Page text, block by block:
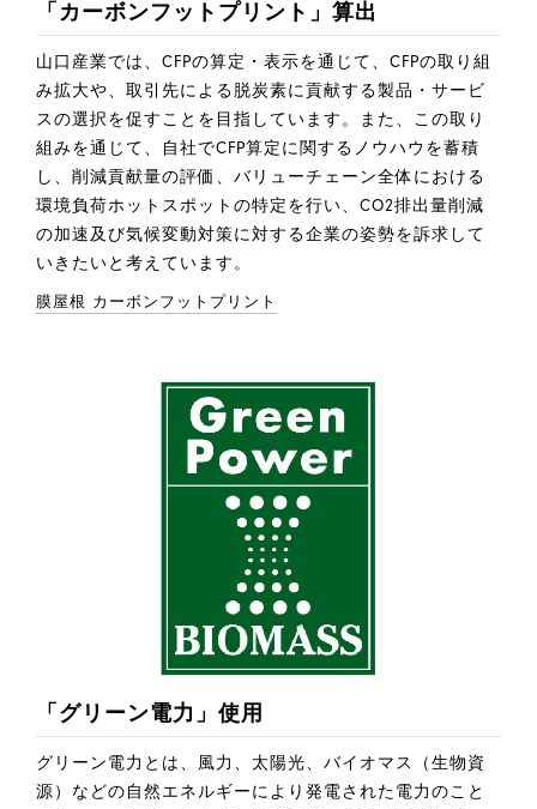
「カーボンフットプリント」算出
山口産業では、CFPの算定・表示を通じて、CFPの取り組
み拡大や、取引先による脱炭素に貢献する製品・サービ
スの選択を促すことを目指しています。また、この取り
組みを通じて、自社でCFP算定に関するノウハウを蓄積
し、削減貢献量の評価、バリューチェーン全体における
環境負荷ホットスポットの特定を行い、CO2排出量削減
の加速及び気候変動対策に対する企業の姿勢を訴求して
いきたいと考えています。
膜屋根 カーボンフットプリント
「グリーン電力」使用
グリーン電力とは、風力、太陽光、バイオマス（生物資
源）などの自然エネルギーにより発電された電力のこと